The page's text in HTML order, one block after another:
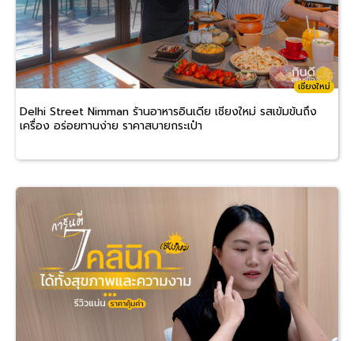
เชียงใหม่
Delhi Street Nimman ร้านอาหารอินเดีย เชียงใหม่ รสเข้มข้นถึง
เครื่อง อร่อยทานง่าย ราคาสบายกระเป๋า